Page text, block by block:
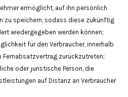
ermöglicht, auf ihn persönlich
zu speichern, sodass diese zukünftig
wiedergegeben werden können;
für den Verbraucher, innerhalb
Fernabsatzvertrag zurückzutreten;
oder juristische Person, die
auf Distanz an Verbraucher